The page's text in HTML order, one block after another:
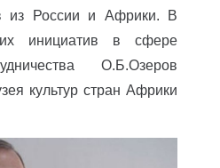
из России и Африки. В
инициатив в сфере
О.Б.Озеров
культур стран Африки